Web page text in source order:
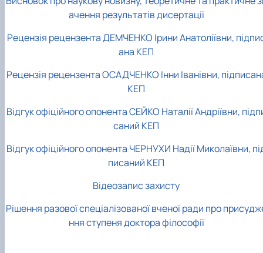
ачення результатів дисертації
Рецензія рецензента ДЕМЧЕНКО Ірини Анатоліївни,
ана КЕП
Рецензія рецензента ОСАДЧЕНКО Інни Іванівни,
КЕП
Відгук офіційного опонента СЕЙКО Наталії Андріївни,
саний КЕП
Відгук офіційного опонента ЧЕРНУХИ Надії Миколаївни,
писаний КЕП
Відеозапис захисту
Рішення разової спеціалізованої вченої ради про
ння ступеня доктора філософії